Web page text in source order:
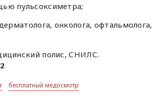
пульсоксиметра;
онколога, офтальмолога,
полис, СНИЛС.
бесплатный медосмотр